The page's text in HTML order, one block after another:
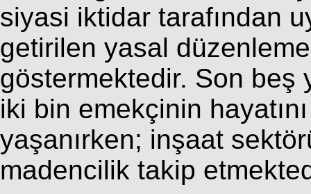
siyasi iktidar tarafından
getirilen yasal
göstermektedir. Son beş
iki bin emekçinin
yaşanırken; inşaat
madencilik takip